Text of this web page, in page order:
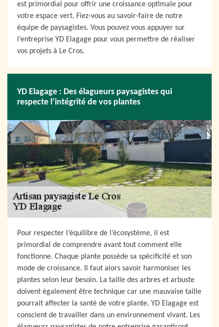
est primordial pour offrir une croissance optimale pour
votre espace vert. Fiez-vous au savoir-faire de notre
équipe de paysagistes. Vous pouvez vous appuyer sur
l’entreprise YD Elagage pour vous permettre de réaliser
vos projets à Le Cros.
YD Elagage : Des élagueurs paysagistes qui
respecte l’intégrité de vos plantes
Pour respecter l’équilibre de l’écosystème, il est
primordial de comprendre avant tout comment elle
fonctionne. Chaque plante possède sa spécificité et son
mode de croissance. Il faut alors savoir harmoniser les
plantes selon leur besoin. La taille des arbres et arbuste
doivent également être technique car une mauvaise taille
pourrait affecter la santé de votre plante. YD Elagage est
conscient de travailler dans un environnement vivant. Les